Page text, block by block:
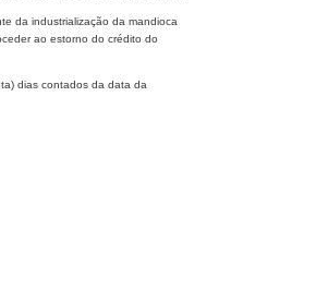
da industrialização da mandioca
ao estorno do crédito do
dias contados da data da